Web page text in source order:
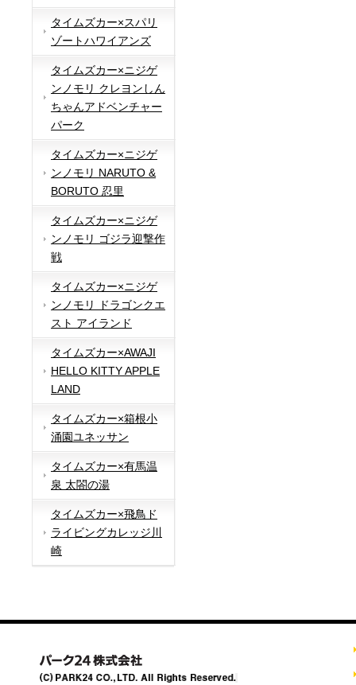
タイムズカー×スパリ
ゾートハワイアンズ
タイムズカー×ニジゲ
ンノモリ クレヨンしん
ちゃんアドベンチャー
パーク
タイムズカー×ニジゲ
ンノモリ NARUTO &
BORUTO 忍里
タイムズカー×ニジゲ
ンノモリ ゴジラ迎撃作
戦
タイムズカー×ニジゲ
ンノモリ ドラゴンクエ
スト アイランド
タイムズカー×AWAJI
HELLO KITTY APPLE
LAND
タイムズカー×箱根小
涌園ユネッサン
タイムズカー×有馬温
泉 太閤の湯
タイムズカー×飛鳥ド
ライビングカレッジ川
崎